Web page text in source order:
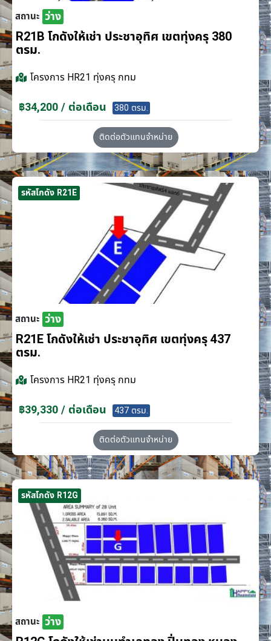
สถานะ ว่าง
R21B โกดังให้เช่า ประชาอุทิศ เขตทุ่งครุ 380
ตรม.
โครงการ HR21 ทุ่งครุ กทม
฿34,200 / ต่อเดือน 380 ตรม.
ติดต่อตัวแทนจำหน่าย
รหัสโกดัง R21E
สถานะ ว่าง
R21E โกดังให้เช่า ประชาอุทิศ เขตทุ่งครุ 437
ตรม.
โครงการ HR21 ทุ่งครุ กทม
฿39,330 / ต่อเดือน 437 ตรม.
ติดต่อตัวแทนจำหน่าย
รหัสโกดัง R12G
สถานะ ว่าง